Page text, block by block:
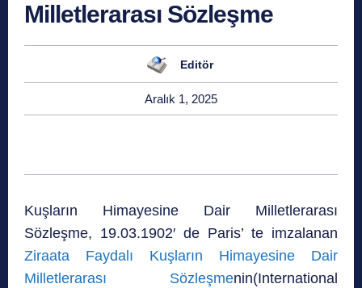
Milletlerarası Sözleşme
Editör
Aralık 1, 2025
Kuşların Himayesine Dair Milletlerarası
Sözleşme, 19.03.1902′ de Paris’ te imzalanan
Ziraata Faydalı Kuşların Himayesine Dair
Milletlerarası Sözleşmenin(International